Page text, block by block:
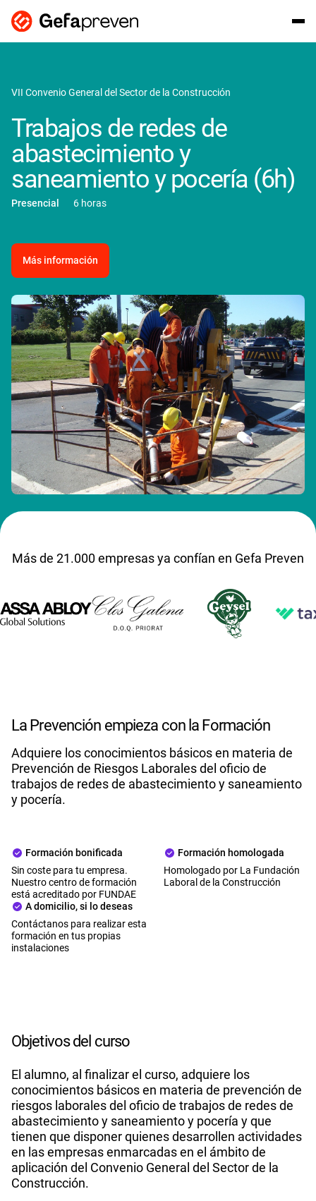
VII Convenio General del Sector de la Construcción
Trabajos de redes de
abastecimiento y
saneamiento y pocería (6h)
Presencial 6 horas
Más información
Más de 21.000 empresas ya confían en Gefa Preven
La Prevención empieza con la Formación
Adquiere los conocimientos básicos en materia de
Prevención de Riesgos Laborales del oficio de
trabajos de redes de abastecimiento y saneamiento
y pocería.
Formación bonificada
Sin coste para tu empresa.
Nuestro centro de formación
está acreditado por FUNDAE
Formación homologada
Homologado por La Fundación
Laboral de la Construcción
A domicilio, si lo deseas
Contáctanos para realizar esta
formación en tus propias
instalaciones
Objetivos del curso
El alumno, al finalizar el curso, adquiere los
conocimientos básicos en materia de prevención de
riesgos laborales del oficio de trabajos de redes de
abastecimiento y saneamiento y pocería y que
tienen que disponer quienes desarrollen actividades
en las empresas enmarcadas en el ámbito de
aplicación del Convenio General del Sector de la
Construcción.